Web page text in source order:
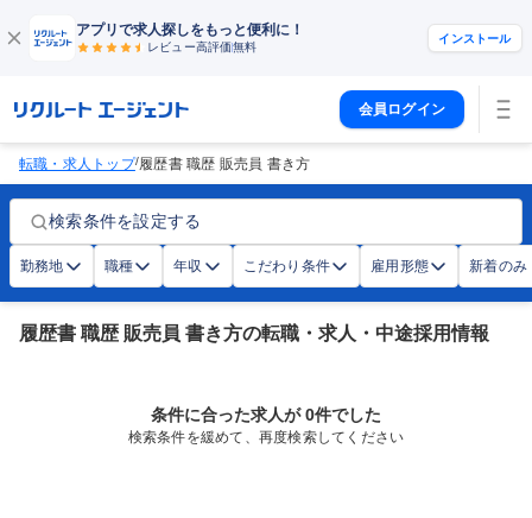
アプリで求人探しをもっと便利に！
レビュー高評価無料
インストール
会員ログイン
転職・求人トップ/履歴書 職歴 販売員 書き方
検索条件を設定する
勤務地 職種 年収 こだわり条件 雇用形態 新着のみ
履歴書 職歴 販売員 書き方の転職・求人・中途採用情報
条件に合った求人が 0件でした
検索条件を緩めて、再度検索してください